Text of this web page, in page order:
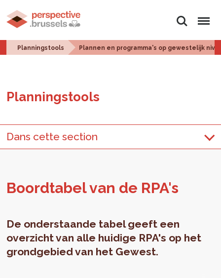
Zoeken Menu
Planningstools Plannen en programma's op gewestelijk
Plan­ningstools
Dans cette section
Boord­ta­bel van de RPA's
De onderstaande tabel geeft een
overzicht van alle huidige RPA's op het
grondgebied van het Gewest.